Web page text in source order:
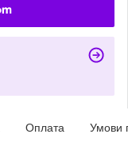
Оплата Умови